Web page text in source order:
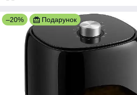
–20% Подарунок